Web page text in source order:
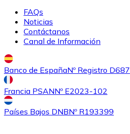
Comprar
ETC
FAQs
Noticias
Contáctanos
Canal de Información
Banco de EspañaNº Registro D687
Francia PSANNº E2023-102
Países Bajos DNBNº R193399